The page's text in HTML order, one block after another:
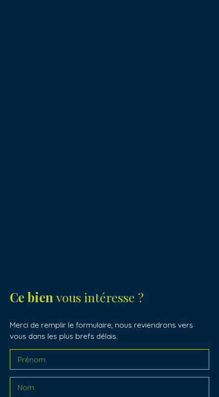
Ce bien vous intéresse ?
Merci de remplir le formulaire, nous reviendrons vers
vous dans les plus brefs délais.
Prénom
Nom